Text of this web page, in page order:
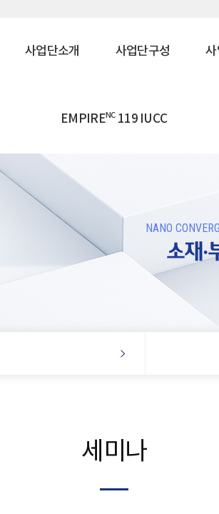
사업단소개 사업단구성 사
EMPIRENC119 IUCC
NANO
소재·
세미나